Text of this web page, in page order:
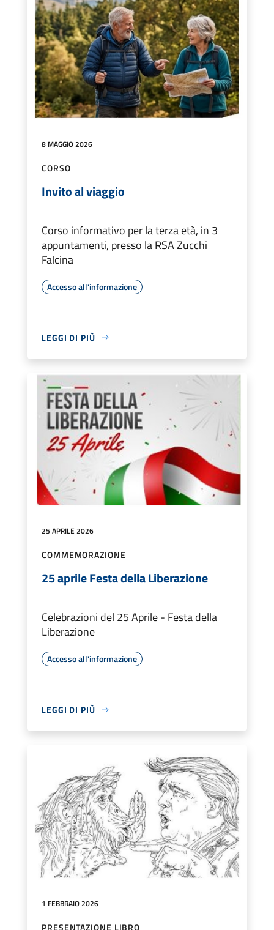
8 MAGGIO 2026
CORSO
Invito al viaggio
Corso informativo per la terza età, in 3
appuntamenti, presso la RSA Zucchi
Falcina
Accesso all'informazione
LEGGI DI PIÙ
25 APRILE 2026
COMMEMORAZIONE
25 aprile Festa della Liberazione
Celebrazioni del 25 Aprile - Festa della
Liberazione
Accesso all'informazione
LEGGI DI PIÙ
1 FEBBRAIO 2026
PRESENTAZIONE LIBRO